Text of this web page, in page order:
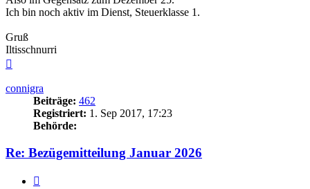
Ich bin noch aktiv im Dienst, Steuerklasse 1.
Gruß
Iltisschnurri
connigra
Beiträge: 462
Registriert: 1. Sep 2017, 17:23
Behörde:
Re: Bezügemitteilung Januar 2026